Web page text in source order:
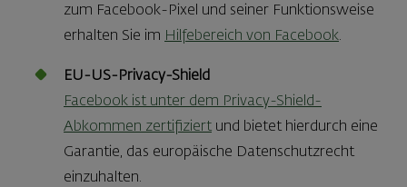
zum Facebook-Pixel und seiner Funktionsweise
erhalten Sie im Hilfebereich von Facebook.
EU-US-Privacy-Shield
Facebook ist unter dem Privacy-Shield-
Abkommen zertifiziert und bietet hierdurch eine
Garantie, das europäische Datenschutzrecht
einzuhalten.